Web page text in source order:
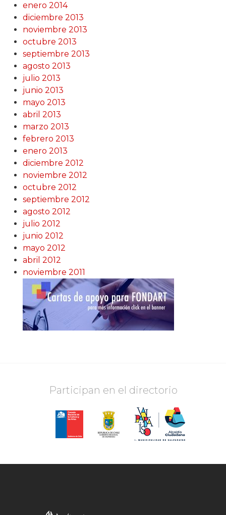
enero 2014
diciembre 2013
noviembre 2013
octubre 2013
septiembre 2013
agosto 2013
julio 2013
junio 2013
mayo 2013
abril 2013
marzo 2013
febrero 2013
enero 2013
diciembre 2012
noviembre 2012
octubre 2012
septiembre 2012
agosto 2012
julio 2012
junio 2012
mayo 2012
abril 2012
noviembre 2011
Participan en el directorio